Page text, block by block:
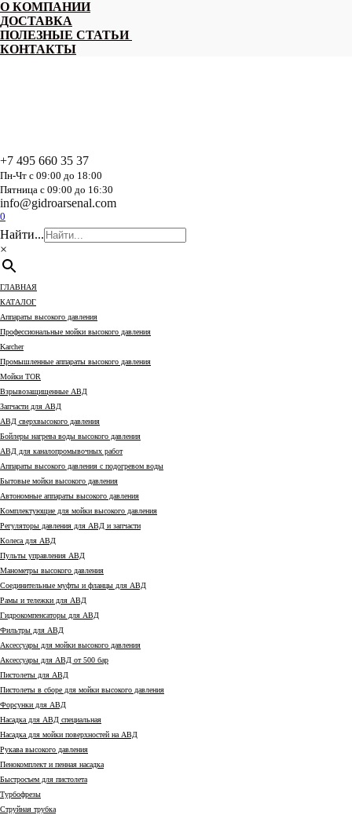
Перейти
к
содержанию
О КОМПАНИИ
ДОСТАВКА
ПОЛЕЗНЫЕ СТАТЬИ
КОНТАКТЫ
+7 495 660 35 37
Пн-Чт с 09:00 до 18:00
Пятница с 09:00 до 16:30
info@gidroarsenal.com
0
Найти...
×
ГЛАВНАЯ
КАТАЛОГ
Аппараты высокого давления
Профессиональные мойки высокого давления
Karcher
Промышленные аппараты высокого давления
Мойки TOR
Взрывозащищенные АВД
Запчасти для АВД
АВД сверхвысокого давления
Бойлеры нагрева воды высокого давления
АВД для каналопромывочных работ
Аппараты высокого давления с подогревом воды
Бытовые мойки высокого давления
Автономные аппараты высокого давления
Комплектующие для мойки высокого давления
Регуляторы давления для АВД и запчасти
Колеса для АВД
Пульты управления АВД
Манометры высокого давления
Соединительные муфты и фланцы для АВД
Рамы и тележки для АВД
Гидрокомпенсаторы для АВД
Фильтры для АВД
Аксессуары для мойки высокого давления
Аксессуары для АВД от 500 бар
Пистолеты для АВД
Пистолеты в сборе для мойки высокого давления
Форсунки для АВД
Насадка для АВД специальная
Насадка для мойки поверхностей на АВД
Рукава высокого давления
Пенокомплект и пенная насадка
Быстросъем для пистолета
Турбофрезы
Струйная трубка